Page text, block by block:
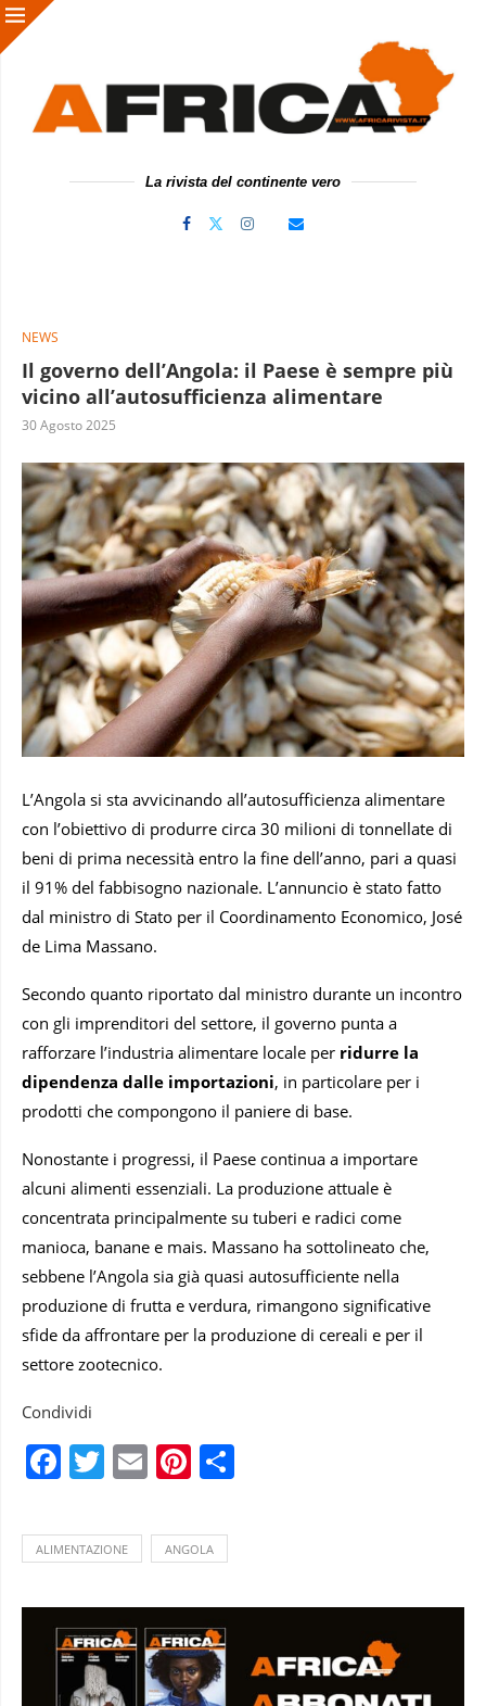
La rivista del continente vero
NEWS
Il governo dell’Angola: il Paese è sempre più
vicino all’autosufficienza alimentare
30 Agosto 2025
L’Angola si sta avvicinando all’autosufficienza alimentare
con l’obiettivo di produrre circa 30 milioni di tonnellate di
beni di prima necessità entro la fine dell’anno, pari a quasi
il 91% del fabbisogno nazionale. L’annuncio è stato fatto
dal ministro di Stato per il Coordinamento Economico, José
de Lima Massano.
Secondo quanto riportato dal ministro durante un incontro
con gli imprenditori del settore, il governo punta a
rafforzare l’industria alimentare locale per ridurre la
dipendenza dalle importazioni, in particolare per i
prodotti che compongono il paniere di base.
Nonostante i progressi, il Paese continua a importare
alcuni alimenti essenziali. La produzione attuale è
concentrata principalmente su tuberi e radici come
manioca, banane e mais. Massano ha sottolineato che,
sebbene l’Angola sia già quasi autosufficiente nella
produzione di frutta e verdura, rimangono significative
sfide da affrontare per la produzione di cereali e per il
settore zootecnico.
Condividi
Facebook
Twitter
EmailPinterest
ALIMENTAZIONE ANGOLA